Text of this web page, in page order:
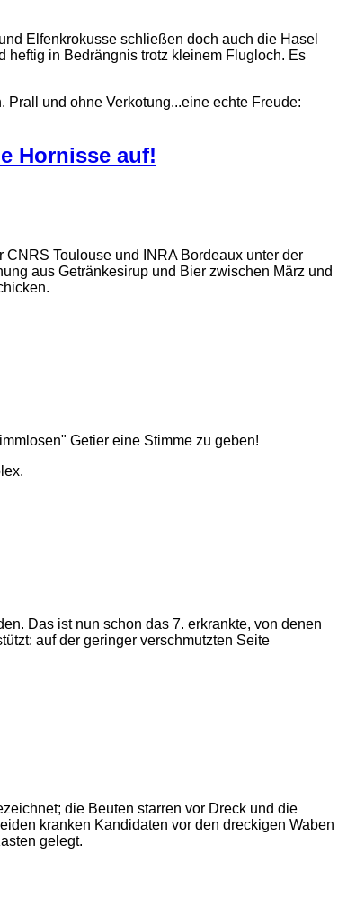
Elfenkrokusse schließen doch auch die Hasel
heftig in Bedrängnis trotz kleinem Flugloch. Es
und ohne Verkotung...eine echte Freude:
Hornisse auf!
Toulouse und INRA Bordeaux unter der
aus Getränkesirup und Bier zwischen März und
Getier eine Stimme zu geben!
Das ist nun schon das 7. erkrankte, von denen
auf der geringer verschmutzten Seite
die Beuten starren vor Dreck und die
kranken Kandidaten vor den dreckigen Waben
gelegt.